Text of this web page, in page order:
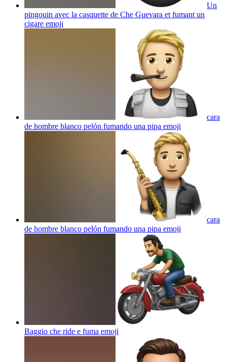
Un
pingouin avec la casquette de Che Guevara et fumant un
cigare emoji
cara
de hombre blanco pelón fumando una pipa emoji
cara
de hombre blanco pelón fumando una pipa emoji
Baggio che ride e fuma emoji